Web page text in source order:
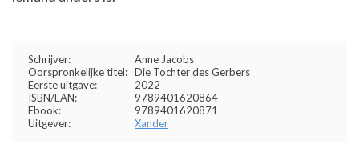
Schrijver:
Anne Jacobs
Oorspronkelijke titel: Die Tochter des Gerbers
Eerste uitgave:
2022
ISBN/EAN:
9789401620864
Ebook:
9789401620871
Uitgever:
Xander